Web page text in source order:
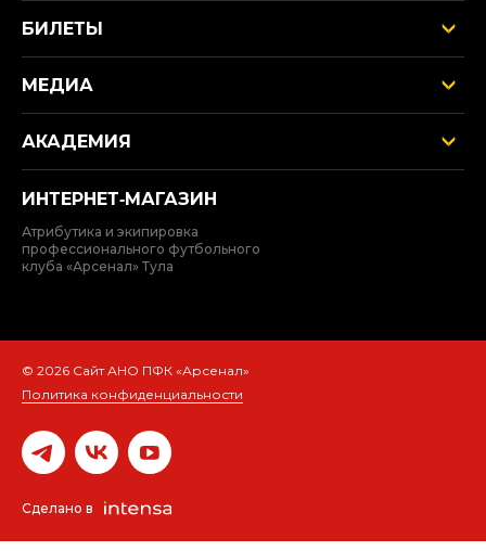
БИЛЕТЫ
МЕДИА
АКАДЕМИЯ
ИНТЕРНЕТ‑МАГАЗИН
Атрибутика и экипировка
профессионального футбольного
клуба «Арсенал» Тула
© 2026 Сайт АНО ПФК «Арсенал»
Политика конфиденциальности
Сделано в